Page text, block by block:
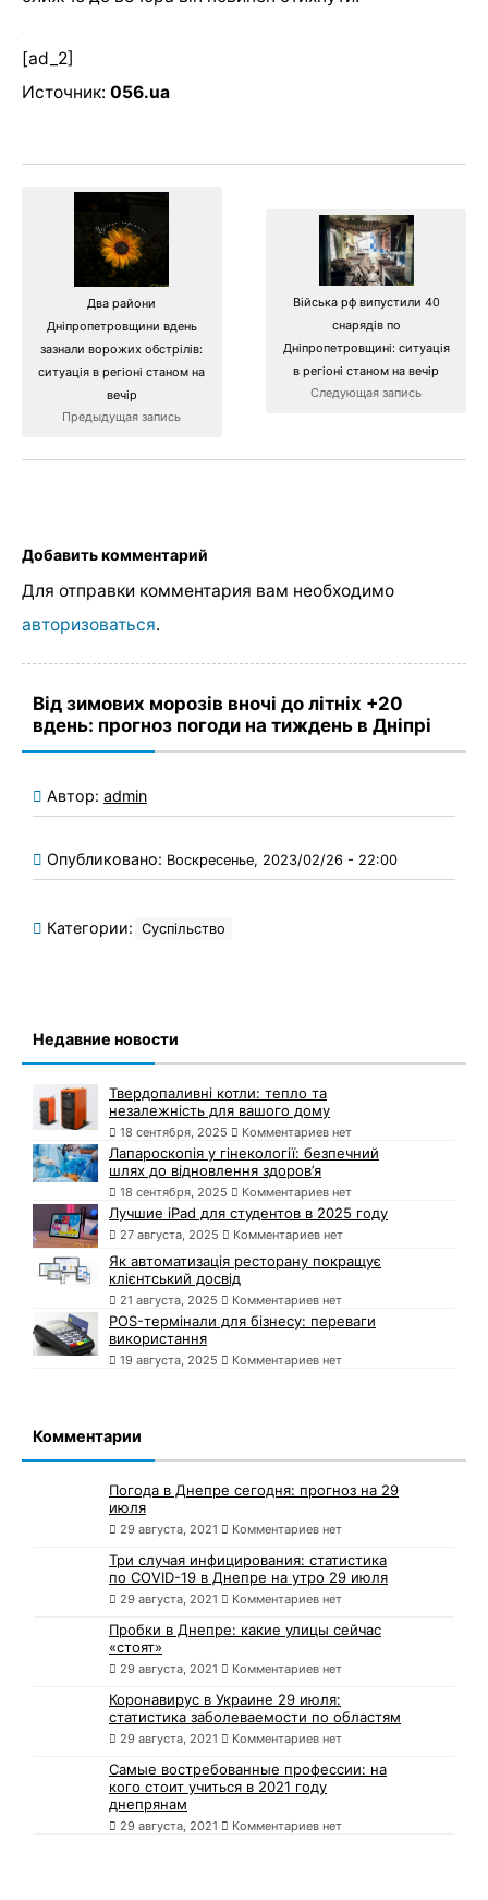
[ad_2]
Источник: 056.ua
Два райони
Дніпропетровщини вдень
зазнали ворожих обстрілів:
ситуація в регіоні станом на
вечір
Предыдущая запись
Війська рф випустили 40
снарядів по
Дніпропетровщині: ситуація
в регіоні станом на вечір
Следующая запись
Добавить комментарий
Для отправки комментария вам необходимо
авторизоваться.
Від зимових морозів вночі до літніх +20
вдень: прогноз погоди на тиждень в Дніпрі
Автор: admin
Опубликовано: Воскресенье, 2023/02/26 - 22:00
Категории: Суспільство
Недавние новости
Твердопаливні котли: тепло та
незалежність для вашого дому
18 сентября, 2025 Комментариев нет
Лапароскопія у гінекології: безпечний
шлях до відновлення здоров’я
18 сентября, 2025 Комментариев нет
Лучшие iPad для студентов в 2025 году
27 августа, 2025 Комментариев нет
Як автоматизація ресторану покращує
клієнтський досвід
21 августа, 2025 Комментариев нет
POS-термінали для бізнесу: переваги
використання
19 августа, 2025 Комментариев нет
Комментарии
Погода в Днепре сегодня: прогноз на 29
июля
29 августа, 2021 Комментариев нет
Три случая инфицирования: статистика
по COVID-19 в Днепре на утро 29 июля
29 августа, 2021 Комментариев нет
Пробки в Днепре: какие улицы сейчас
«стоят»
29 августа, 2021 Комментариев нет
Коронавирус в Украине 29 июля:
статистика заболеваемости по областям
29 августа, 2021 Комментариев нет
Самые востребованные профессии: на
кого стоит учиться в 2021 году
днепрянам
29 августа, 2021 Комментариев нет